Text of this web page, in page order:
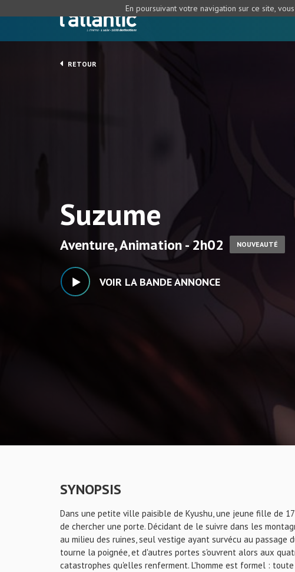
RETOUR
Suzume
Aventure, Animation - 2h02 NOUVEAUTÉ
VOIR LA BANDE ANNONCE
SYNOPSIS
Dans une petite ville paisible de Kyushu, une jeune fille de
de chercher une porte. Décidant de le suivre dans les
au milieu des ruines, seul vestige ayant survécu au passage
tourne la poignée, et d'autres portes s'ouvrent alors aux
catastrophes qu'elles renferment. L'homme est formel :
En poursuivant votre navigation sur ce site,